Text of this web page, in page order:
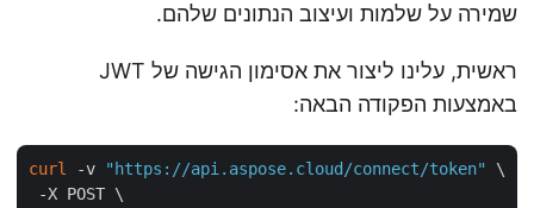
שמירה על שלמות ועיצוב הנתונים שלהם.
ראשית, עלינו ליצור את אסימון הגישה של JWT
באמצעות הפקודה הבאה:
curl -v "https://api.aspose.cloud/connect/token" \
-X POST \